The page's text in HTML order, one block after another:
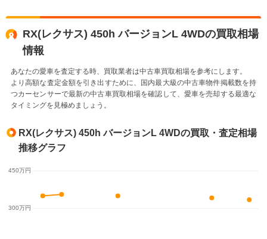
RX(レクサス) 450h バージョンL 4WDの買取相場
情報
あなたの愛車を査定する時、買取業者は中古車買取相場を参考にします。
より高額な査定金額を引き出すために、国内最大級の中古車物件掲載数を持
つカーセンサーで最新の中古車買取相場を確認して、愛車を売却する最適な
タイミングを見極めましょう。
RX(レクサス) 450h バージョンL 4WDの買取・査定相場
推移グラフ